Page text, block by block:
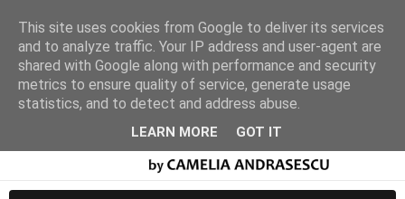
This site uses cookies from Google to deliver its services
and to analyze traffic. Your IP address and user-agent are
shared with Google along with performance and security
metrics to ensure quality of service, generate usage
statistics, and to detect and address abuse.
LEARN MORE GOT IT